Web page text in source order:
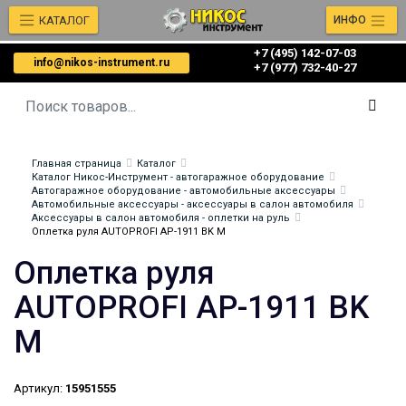
info@nikos-instrument.ru
+7 (495) 142-07-03
‎‎+7 (977) 732-40-27
КАТАЛОГ ИНФО
Главная страница
Каталог
Каталог Никос-Инструмент - автогаражное оборудование
Автогаражное оборудование - автомобильные аксессуары
Автомобильные аксессуары - аксессуары в салон автомобиля
Аксессуары в салон автомобиля - оплетки на руль
Оплетка руля AUTOPROFI AP-1911 BK M
Оплетка руля
AUTOPROFI AP-1911 BK
M
Артикул: 15951555